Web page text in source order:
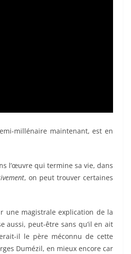
millénaire maintenant, est en
l’œuvre qui termine sa vie, dans
, on peut trouver certaines
une magistrale explication de la
aussi, peut-être sans qu’il en ait
il le père méconnu de cette
Dumézil, en mieux encore car